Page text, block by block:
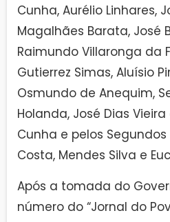
Cunha, Aurélio Linhares,
Magalhães Barata, José
Raimundo Villaronga da
Gutierrez Simas, Aluísio
Osmundo de Anequim,
Holanda, José Dias
Cunha e pelos
Costa, Mendes Silva e
Após a tomada do
número do “Jornal do